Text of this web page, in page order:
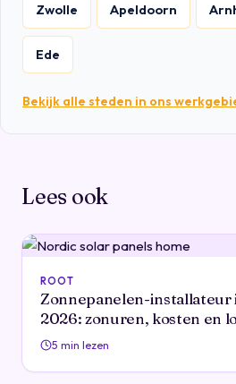
Zwolle Apeldoorn
Ede
Bekijk alle steden in ons
Lees ook
ROOT
Zonnepanelen-installateur
2026: zonuren, kosten en
5 min lezen